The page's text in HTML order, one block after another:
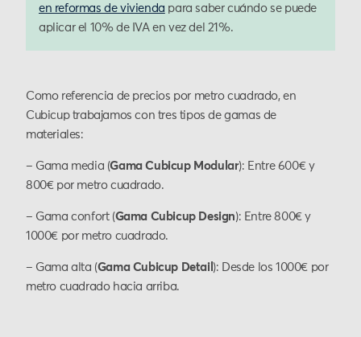
en reformas de vivienda para saber cuándo se puede
aplicar el 10% de IVA en vez del 21%.
Como referencia de precios por metro cuadrado, en
Cubicup trabajamos con tres tipos de gamas de
materiales:
– Gama media (Gama Cubicup Modular): Entre 600€ y
800€ por metro cuadrado.
– Gama confort (Gama Cubicup Design): Entre 800€ y
1000€ por metro cuadrado.
– Gama alta (Gama Cubicup Detail ): Desde los 1000€ por
metro cuadrado hacia arriba.